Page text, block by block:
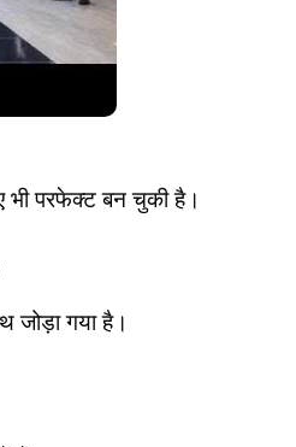
भी परफेक्ट बन चुकी है।
गया है।